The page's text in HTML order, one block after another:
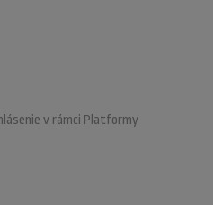
v rámci Platformy